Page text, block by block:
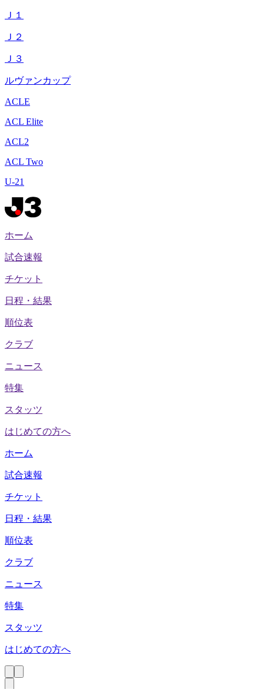
Ｊ１
Ｊ２
Ｊ３
ルヴァンカップ
ACLE
ACL Elite
ACL2
ACL Two
U-21
ホーム
試合速報
チケット
日程・結果
順位表
クラブ
ニュース
特集
スタッツ
はじめての方へ
ホーム
試合速報
チケット
日程・結果
順位表
クラブ
ニュース
特集
スタッツ
はじめての方へ